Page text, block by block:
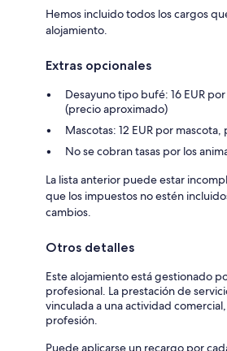
Hemos incluido todos los cargos
alojamiento.
Extras opcionales
Desayuno tipo bufé: 16 EUR
(precio aproximado)
Mascotas: 12 EUR por
No se cobran tasas por los
La lista anterior puede estar
que los impuestos no estén
cambios.
Otros detalles
Este alojamiento está gestionado
profesional. La prestación de
vinculada a una actividad
profesión.
Puede aplicarse un recargo por